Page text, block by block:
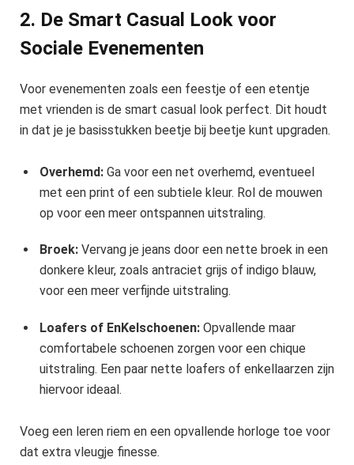
2. De Smart Casual Look voor
Sociale Evenementen
Voor evenementen zoals een feestje of een etentje
met vrienden is de smart casual look perfect. Dit houdt
in dat je je basisstukken beetje bij beetje kunt upgraden.
Overhemd: Ga voor een net overhemd, eventueel
met een print of een subtiele kleur. Rol de mouwen
op voor een meer ontspannen uitstraling.
Broek: Vervang je jeans door een nette broek in een
donkere kleur, zoals antraciet grijs of indigo blauw,
voor een meer verfijnde uitstraling.
Loafers of EnKelschoenen: Opvallende maar
comfortabele schoenen zorgen voor een chique
uitstraling. Een paar nette loafers of enkellaarzen zijn
hiervoor ideaal.
Voeg een leren riem en een opvallende horloge toe voor
dat extra vleugje finesse.